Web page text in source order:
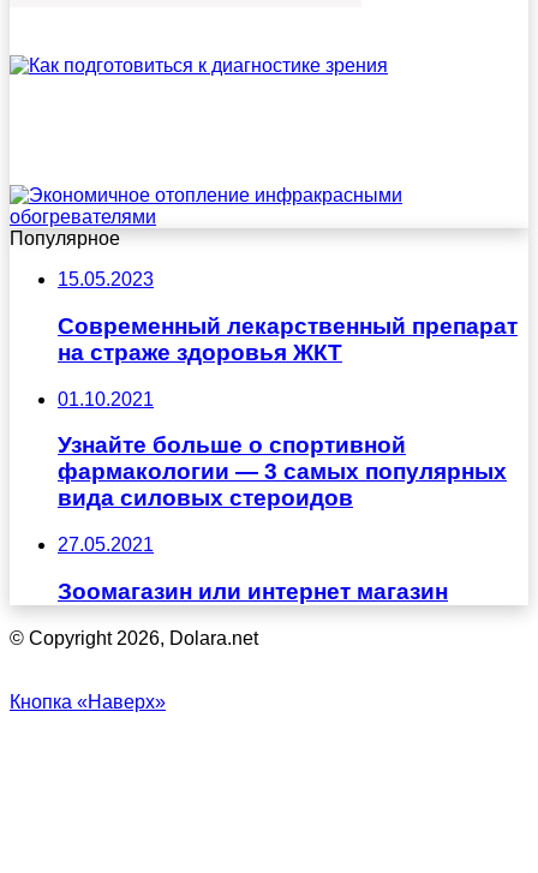
Популярное
15.05.2023
Современный лекарственный препарат
на страже здоровья ЖКТ
01.10.2021
Узнайте больше о спортивной
фармакологии — 3 самых популярных
вида силовых стероидов
27.05.2021
Зоомагазин или интернет магазин
© Copyright 2026, Dolara.net
Кнопка «Наверх»